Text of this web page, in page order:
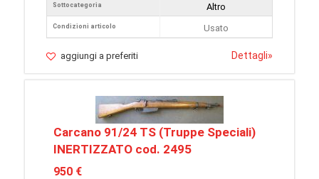
Sottocategoria
Condizioni articolo
Altro
Usato
aggiungi a preferiti Dettagli»
Carcano 91/24 TS (Truppe Speciali)
INERTIZZATO cod. 2495
950 €